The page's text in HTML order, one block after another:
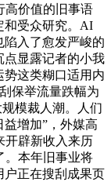
高价值的旧事语
和受众研究。AI
陷入了愈发严峻的
点显露记者的小我
这类糊口适用内
保举流量跌幅为
模裁人潮。人们
增加”，外媒高
开辟新收入来历
。本年旧事业将
户正在搜刮成果页